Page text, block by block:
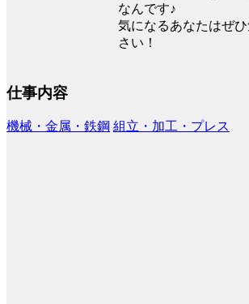
なんです♪
気になるあなたはぜ
さい！
仕事内容
機械・金属・鉄鋼 組立・加工・プレス